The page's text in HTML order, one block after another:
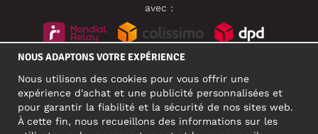
avec :
ADRESSE PROFESSIONNELLE
NOUS ADAPTONS VOTRE EXPÉRIENCE
Nous utilisons des cookies pour vous offrir une
expérience d'achat et une publicité personnalisées et
pour garantir la fiabilité et la sécurité de nos sites web.
À cette fin, nous recueillons des informations sur les